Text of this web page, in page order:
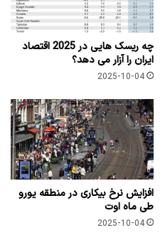
چه ریسک هایی در 2025 اقتصاد
ایران را آزار می دهد؟
2025-10-04
افزایش نرخ بیکاری در منطقه یورو
طی ماه اوت
2025-10-04